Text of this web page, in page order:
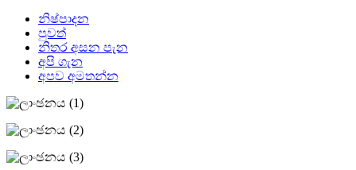
නිෂ්පාදන
පුවත්
නිතර අසන පැන
අපි ගැන
අපව අමතන්න